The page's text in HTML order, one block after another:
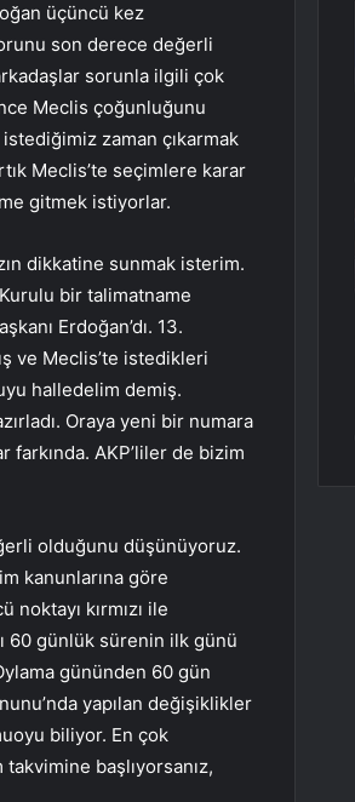
üçüncü kez
son derece değerli
sorunla ilgili çok
Meclis çoğunluğunu
istediğimiz zaman çıkarmak
Meclis’te seçimlere karar
gitmek istiyorlar.
dikkatine sunmak isterim.
bir talimatname
Erdoğan’dı. 13.
ve Meclis’te istedikleri
halledelim demiş.
Oraya yeni bir numara
farkında. AKP’liler de bizim
olduğunu düşünüyoruz.
kanunlarına göre
kırmızı ile
60 günlük sürenin ilk günü
gününden 60 gün
yapılan değişiklikler
biliyor. En çok
başlıyorsanız,